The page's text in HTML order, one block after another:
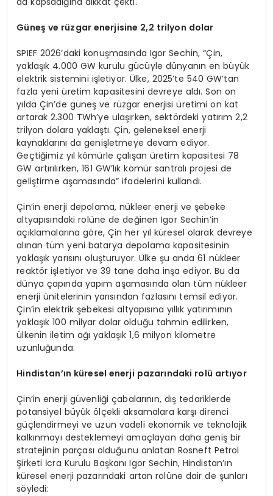
Güneş ve rüzgar enerjisine 2,2 trilyon dolar
SPIEF 2026’daki konuşmasında Igor Sechin, “Çin,
yaklaşık 4.000 GW kurulu gücüyle dünyanın en büyük
elektrik sistemini işletiyor. Ülke, 2025’te 540 GW’tan
fazla yeni üretim kapasitesini devreye aldı. Son on
yılda Çin’de güneş ve rüzgar enerjisi üretimi on kat
artarak 2.300 TWh’ye ulaşırken, sektördeki yatırım 2,2
trilyon dolara yaklaştı. Çin, geleneksel enerji
kaynaklarını da genişletmeye devam ediyor.
Geçtiğimiz yıl kömürle çalışan üretim kapasitesi 78
GW artırılırken, 161 GW’lık kömür santralı projesi de
geliştirme aşamasında” ifadelerini kullandı.
Çin’in enerji depolama, nükleer enerji ve şebeke
altyapısındaki rolüne de değinen Igor Sechin’in
açıklamalarına göre, Çin her yıl küresel olarak devreye
alınan tüm yeni batarya depolama kapasitesinin
yaklaşık yarısını oluşturuyor. Ülke şu anda 61 nükleer
reaktör işletiyor ve 39 tane daha inşa ediyor. Bu da
dünya çapında yapım aşamasında olan tüm nükleer
enerji ünitelerinin yarısından fazlasını temsil ediyor.
Çin’in elektrik şebekesi altyapısına yıllık yatırımının
yaklaşık 100 milyar dolar olduğu tahmin edilirken,
ülkenin iletim ağı yaklaşık 1,6 milyon kilometre
uzunluğunda.
Hindistan’ın küresel enerji pazarındaki rolü artıyor
Çin’in enerji güvenliği çabalarının, dış tedariklerde
potansiyel büyük ölçekli aksamalara karşı direnci
güçlendirmeyi ve uzun vadeli ekonomik ve teknolojik
kalkınmayı desteklemeyi amaçlayan daha geniş bir
stratejinin parçası olduğunu anlatan Rosneft Petrol
Şirketi İcra Kurulu Başkanı Igor Sechin, Hindistan’ın
küresel enerji pazarındaki artan rolüne dair de şunları
söyledi: